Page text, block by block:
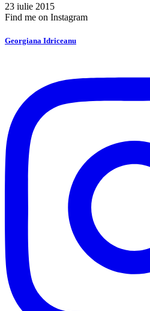
23 iulie 2015
Find me on Instagram
Georgiana Idriceanu